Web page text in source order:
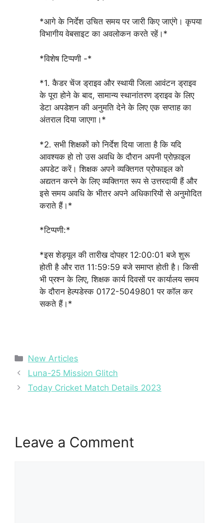
*आगे के निर्देश उचित समय पर जारी किए जाएंगे। कृपया
विभागीय वेबसाइट का अवलोकन करते रहें।*
*विशेष टिप्पणी -*
*1. कैडर चेंज ड्राइव और स्थायी जिला आवंटन ड्राइव
के पूरा होने के बाद, सामान्य स्थानांतरण ड्राइव के लिए
डेटा अपडेशन की अनुमति देने के लिए एक सप्ताह का
अंतराल दिया जाएगा।*
*2. सभी शिक्षकों को निर्देश दिया जाता है कि यदि
आवश्यक हो तो उस अवधि के दौरान अपनी प्रोफ़ाइल
अपडेट करें। शिक्षक अपने व्यक्तिगत प्रोफाइल को
अद्यतन करने के लिए व्यक्तिगत रूप से उत्तरदायी हैं और
इसे समय अवधि के भीतर अपने अधिकारियों से अनुमोदित
कराते हैं।*
*टिप्पणी:*
*इस शेड्यूल की तारीख दोपहर 12:00:01 बजे शुरू
होती है और रात 11:59:59 बजे समाप्त होती है। किसी
भी प्रश्न के लिए, शिक्षक कार्य दिवसों पर कार्यालय समय
के दौरान हेल्पडेस्क 0172-5049801 पर कॉल कर
सकते हैं।*
Categories
New Articles
Luna-25 Mission Glitch
Today Cricket Match Details 2023
Leave a Comment